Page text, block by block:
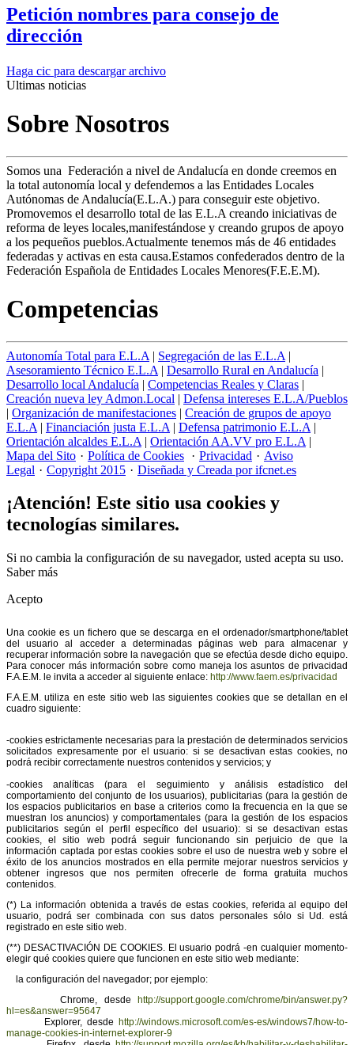
Petición nombres para consejo de
dirección
Haga cic para descargar archivo
Ultimas noticias
Sobre Nosotros
Somos una Federación a nivel de Andalucía en donde creemos en
la total autonomía local y defendemos a las Entidades Locales
Autónomas de Andalucía(E.L.A.) para conseguir este objetivo.
Promovemos el desarrollo total de las E.L.A creando iniciativas de
reforma de leyes locales,manifestándose y creando grupos de apoyo
a los pequeños pueblos.Actualmente tenemos más de 46 entidades
federadas y activas en esta causa.Estamos confederados dentro de la
Federación Española de Entidades Locales Menores(F.E.E.M).
Competencias
Autonomía Total para E.L.A | Segregación de las E.L.A |
Asesoramiento Técnico E.L.A | Desarrollo Rural en Andalucía |
Desarrollo local Andalucía | Competencias Reales y Claras |
Creación nueva ley Admon.Local | Defensa intereses E.L.A/Pueblos
| Organización de manifestaciones | Creación de grupos de apoyo
E.L.A | Financiación justa E.L.A | Defensa patrimonio E.L.A |
Orientación alcaldes E.L.A | Orientación AA.VV pro E.L.A |
Mapa del Sito · Política de Cookies · Privacidad · Aviso
Legal · Copyright 2015 · Diseñada y Creada por ifcnet.es
¡Atención! Este sitio usa cookies y
tecnologías similares.
Si no cambia la configuración de su navegador, usted acepta su uso.
Saber más
Acepto
Una cookie es un fichero que se descarga en el ordenador/smartphone/tablet
del usuario al acceder a determinadas páginas web para almacenar y
recuperar información sobre la navegación que se efectúa desde dicho equipo.
Para conocer más información sobre como maneja los asuntos de privacidad
F.A.E.M. le invita a acceder al siguiente enlace: http://www.faem.es/privacidad
F.A.E.M. utiliza en este sitio web las siguientes cookies que se detallan en el
cuadro siguiente:
-cookies estrictamente necesarias para la prestación de determinados servicios
solicitados expresamente por el usuario: si se desactivan estas cookies, no
podrá recibir correctamente nuestros contenidos y servicios; y
-cookies analíticas (para el seguimiento y análisis estadístico del
comportamiento del conjunto de los usuarios), publicitarias (para la gestión de
los espacios publicitarios en base a criterios como la frecuencia en la que se
muestran los anuncios) y comportamentales (para la gestión de los espacios
publicitarios según el perfil específico del usuario): si se desactivan estas
cookies, el sitio web podrá seguir funcionando sin perjuicio de que la
información captada por estas cookies sobre el uso de nuestra web y sobre el
éxito de los anuncios mostrados en ella permite mejorar nuestros servicios y
obtener ingresos que nos permiten ofrecerle de forma gratuita muchos
contenidos.
(*) La información obtenida a través de estas cookies, referida al equipo del
usuario, podrá ser combinada con sus datos personales sólo si Ud. está
registrado en este sitio web.
(**) DESACTIVACIÓN DE COOKIES. El usuario podrá -en cualquier momento-
elegir qué cookies quiere que funcionen en este sitio web mediante:
la configuración del navegador; por ejemplo:
Chrome, desde
http://support.google.com/chrome/bin/answer.py?
hl=es&answer=95647
Explorer, desde http://windows.microsoft.com/es-es/windows7/how-to-
manage-cookies-in-internet-explorer-9